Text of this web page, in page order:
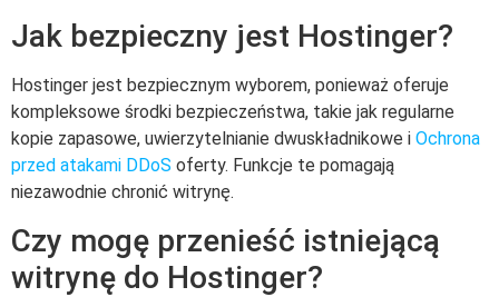
Jak bezpieczny jest Hostinger?
Hostinger jest bezpiecznym wyborem, ponieważ oferuje
kompleksowe środki bezpieczeństwa, takie jak regularne
kopie zapasowe, uwierzytelnianie dwuskładnikowe i Ochrona
przed atakami DDoS oferty. Funkcje te pomagają
niezawodnie chronić witrynę.
Czy mogę przenieść istniejącą
witrynę do Hostinger?